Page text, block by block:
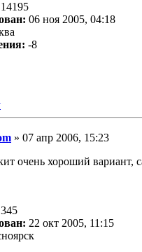
14195
06 ноя 2005, 04:18
-8
» 07 апр 2006, 15:23
очень хороший
345
22 окт 2005, 11:15